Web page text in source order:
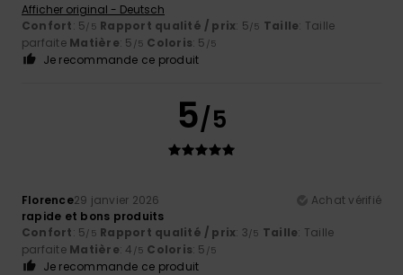
Afficher original - Deutsch
Confort: 5/5 Rapport qualité / prix: 5/5 Taille: Taille
parfaite Matière: 5 /5 Coloris: 5 /5
Je recommande ce produit
5/5
Florence29 janvier 2026
Achat vérifié
rapide et bons produits
Confort: 5/5 Rapport qualité / prix: 3/5 Taille: Taille
parfaite Matière: 4 /5 Coloris: 5 /5
Je recommande ce produit